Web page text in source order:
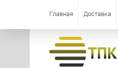
Главная Доставка